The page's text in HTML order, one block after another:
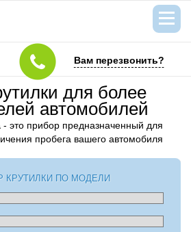
Вам перезвонить?
для более
автомобилей
- это прибор предназначенный для
пробега вашего автомобиля
КРУТИЛКИ ПО МОДЕЛИ